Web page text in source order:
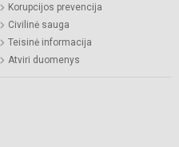
Korupcijos prevencija
Civilinė sauga
Teisinė informacija
Atviri duomenys